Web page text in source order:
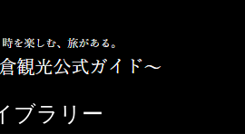
ブラリー